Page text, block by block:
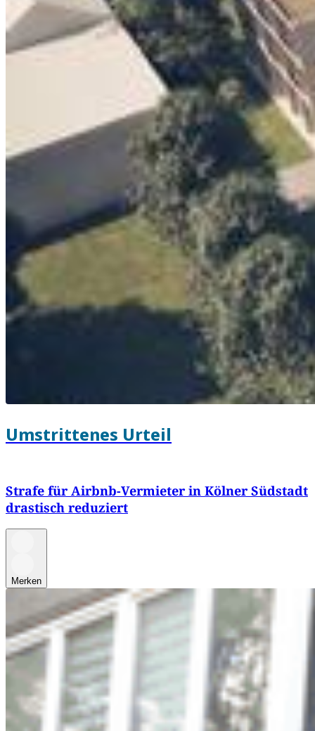
Umstrittenes Urteil
Strafe für Airbnb-Vermieter in Kölner Südstadt
drastisch reduziert
Merken